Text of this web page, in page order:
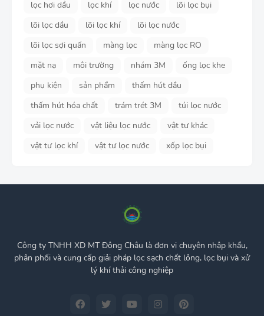
lọc hơi dầu
lọc khí lọc nước
lõi lọc bụi
lõi lọc dầu
lõi lọc khí
lõi lọc nước
lõi lọc sợi quấn
màng lọc
màng lọc RO
mặt nạ
môi trường nhám 3M
ống lọc khe
phụ kiện
sản phẩm
thấm hút dầu
thấm hút hóa chất
trám trét 3M
túi lọc nước
vải lọc nước
vật liệu lọc nước
vật tư khác
vật tư lọc khí
vật tư lọc nước xốp lọc bụi
Công ty TNHH XD MT Đông Châu là đơn vị chuyên nhập khẩu,
phân phối và cung cấp giải pháp lọc sạch chất lỏng, lọc bụi và xử
lý khí thải công nghiệp